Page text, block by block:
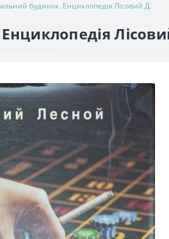
будинок. Енциклопедія Лісовий Д.